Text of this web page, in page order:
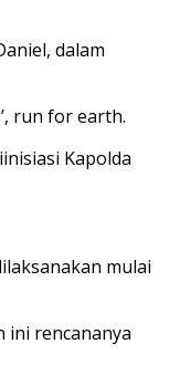
dalam
run for earth.
Kapolda
mulai
ini rencananya